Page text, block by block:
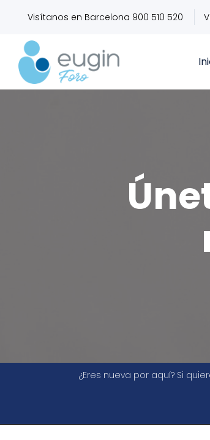
Visítanos en Barcelona 900 510 520
¿Eres nueva por aquí? Si